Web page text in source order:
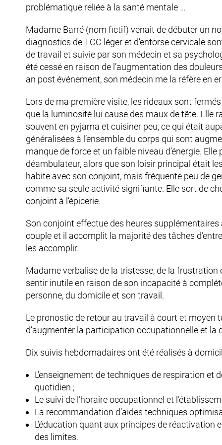
problématique reliée à la santé mentale …
Madame Barré (nom fictif) venait de débuter un
diagnostics de TCC léger et d’entorse cervicale
de travail et suivie par son médecin et sa
été cessé en raison de l’augmentation des
an post événement, son médecin me la réfère en
Lors de ma première visite, les rideaux sont
que la luminosité lui cause des maux de tête. Elle
souvent en pyjama et cuisiner peu, ce qui était
généralisées à l’ensemble du corps qui sont
manque de force et un faible niveau d’énergie.
déambulateur, alors que son loisir principal était
habite avec son conjoint, mais fréquente peu de
comme sa seule activité signifiante. Elle sort de
conjoint à l’épicerie.
Son conjoint effectue des heures
couple et il accomplit la majorité des tâches
les accomplir.
Madame verbalise de la tristesse, de la
sentir inutile en raison de son incapacité à
personne, du domicile et son travail.
Le pronostic de retour au travail à court et moyen
d’augmenter la participation occupationnelle et la
Dix suivis hebdomadaires ont été réalisés à
L’enseignement de techniques de respiration
quotidien ;
Le suivi de l’horaire occupationnel et
La recommandation d’aides techniques
L’éducation quant aux principes de
des limites.